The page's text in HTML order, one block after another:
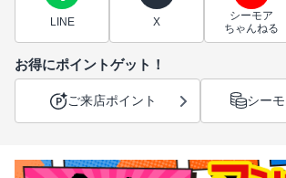
LINE X
シーモア
ちゃんねる
お得にポイントゲット！
ご来店ポイント シー